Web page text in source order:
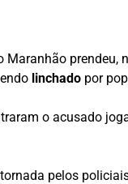
Maranhão prendeu,
linchado por
o acusado
pelos